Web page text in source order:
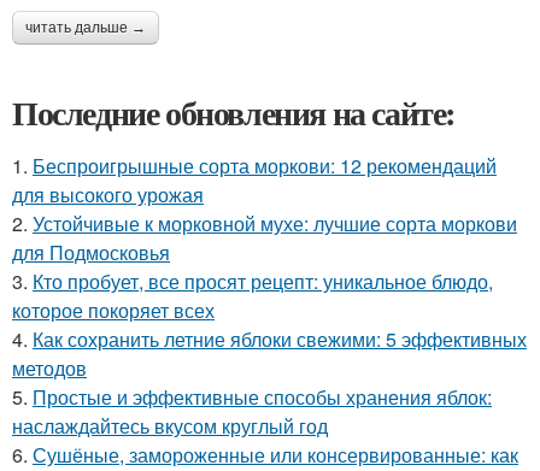
читать дальше →
Последние обновления на сайте:
1. Беспроигрышные сорта моркови: 12 рекомендаций
для высокого урожая
2. Устойчивые к морковной мухе: лучшие сорта моркови
для Подмосковья
3. Кто пробует, все просят рецепт: уникальное блюдо,
которое покоряет всех
4. Как сохранить летние яблоки свежими: 5 эффективных
методов
5. Простые и эффективные способы хранения яблок:
наслаждайтесь вкусом круглый год
6. Сушёные, замороженные или консервированные: как